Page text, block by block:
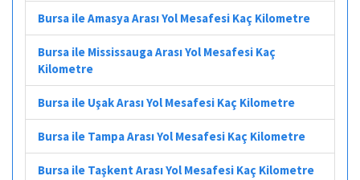
Bursa ile Amasya Arası Yol Mesafesi Kaç Kilometre
Bursa ile Mississauga Arası Yol Mesafesi Kaç
Kilometre
Bursa ile Uşak Arası Yol Mesafesi Kaç Kilometre
Bursa ile Tampa Arası Yol Mesafesi Kaç Kilometre
Bursa ile Taşkent Arası Yol Mesafesi Kaç Kilometre